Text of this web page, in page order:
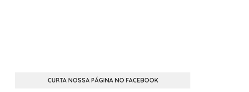
CURTA NOSSA PÁGINA NO FACEBOOK